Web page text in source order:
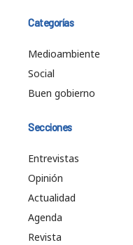
Categorías
Medioambiente
Social
Buen gobierno
Secciones
Entrevistas
Opinión
Actualidad
Agenda
Revista